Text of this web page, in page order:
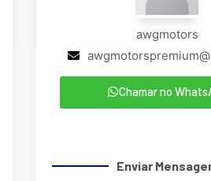
awgmotors
Chamar no
Enviar